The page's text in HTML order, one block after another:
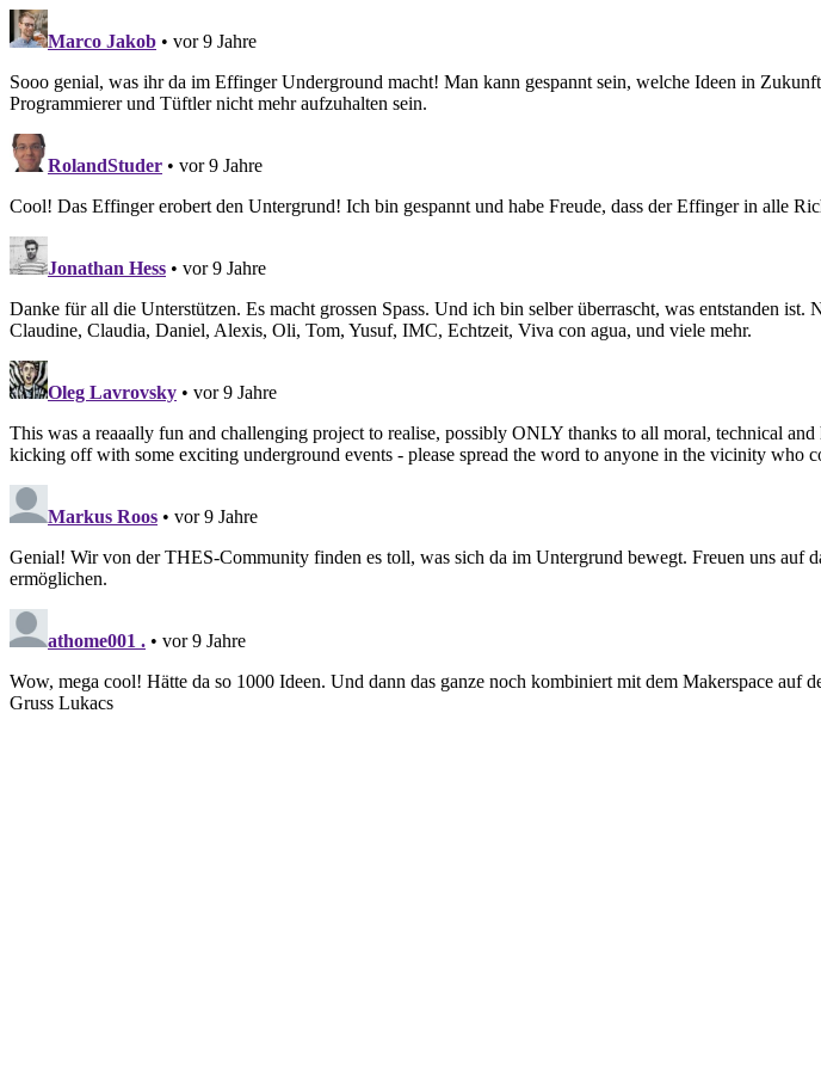
Marco Jakob • vor 9 Jahre
Sooo genial, was ihr da im Effinger Underground macht! Man kann gespannt sein, welche Ideen in
Programmierer und Tüftler nicht mehr aufzuhalten sein.
RolandStuder • vor 9 Jahre
Cool! Das Effinger erobert den Untergrund! Ich bin gespannt und habe Freude, dass der Effinger in alle
Jonathan Hess • vor 9 Jahre
Danke für all die Unterstützen. Es macht grossen Spass. Und ich bin selber überrascht, was entstanden
Claudine, Claudia, Daniel, Alexis, Oli, Tom, Yusuf, IMC, Echtzeit, Viva con agua, und viele mehr.
Oleg Lavrovsky • vor 9 Jahre
This was a reaaally fun and challenging project to realise, possibly ONLY thanks to all moral, technical
kicking off with some exciting underground events - please spread the word to anyone in the vicinity who
Markus Roos • vor 9 Jahre
Genial! Wir von der THES-Community finden es toll, was sich da im Untergrund bewegt. Freuen uns auf
ermöglichen.
athome001 . • vor 9 Jahre
Wow, mega cool! Hätte da so 1000 Ideen. Und dann das ganze noch kombiniert mit dem Makerspace auf
Gruss Lukacs